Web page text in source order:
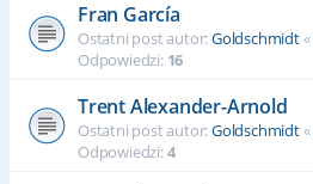
Fran García
Ostatni post autor:Goldschmidt«
Odpowiedzi: 16
Trent Alexander-Arnold
Ostatni post autor:Goldschmidt«
Odpowiedzi:4